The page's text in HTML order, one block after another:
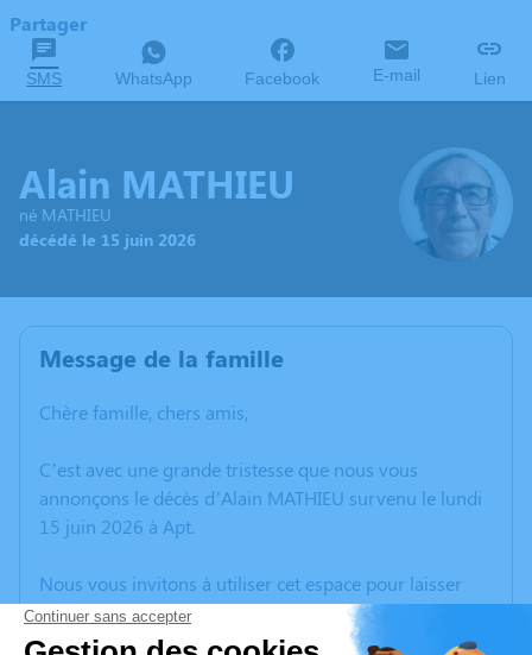
Partager
SMS WhatsApp Facebook E-mail Lien
Alain MATHIEU
né MATHIEU
décédé le 15 juin 2026
Message de la famille
Chère famille, chers amis,
C’est avec une grande tristesse que nous vous
annonçons le décès d’Alain MATHIEU survenu le lundi
15 juin 2026 à Apt.
Nous vous invitons à utiliser cet espace pour laisser
vos condoléances, partager des photos souvenirs, une
anecdote ou exprimer vos pensées à travers des